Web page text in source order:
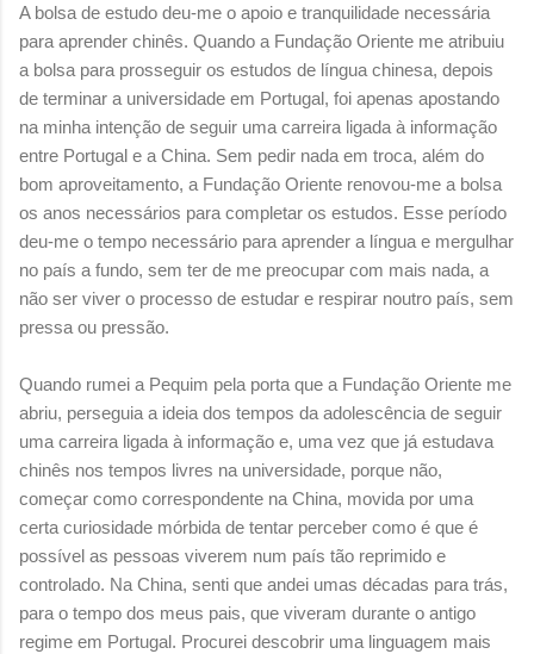
A bolsa de estudo deu-me o apoio e tranquilidade necessária
para aprender chinês. Quando a Fundação Oriente me atribuiu
a bolsa para prosseguir os estudos de língua chinesa, depois
de terminar a universidade em Portugal, foi apenas apostando
na minha intenção de seguir uma carreira ligada à informação
entre Portugal e a China. Sem pedir nada em troca, além do
bom aproveitamento, a Fundação Oriente renovou-me a bolsa
os anos necessários para completar os estudos. Esse período
deu-me o tempo necessário para aprender a língua e mergulhar
no país a fundo, sem ter de me preocupar com mais nada, a
não ser viver o processo de estudar e respirar noutro país, sem
pressa ou pressão.
Quando rumei a Pequim pela porta que a Fundação Oriente me
abriu, perseguia a ideia dos tempos da adolescência de seguir
uma carreira ligada à informação e, uma vez que já estudava
chinês nos tempos livres na universidade, porque não,
começar como correspondente na China, movida por uma
certa curiosidade mórbida de tentar perceber como é que é
possível as pessoas viverem num país tão reprimido e
controlado. Na China, senti que andei umas décadas para trás,
para o tempo dos meus pais, que viveram durante o antigo
regime em Portugal. Procurei descobrir uma linguagem mais